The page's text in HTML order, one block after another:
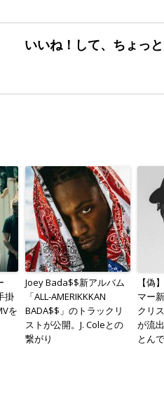
いいね！して、ちょっと
掛
を
Joey Bada$$新アルバム
「ALL-AMERIKKKAN
BADA$$」のトラックリ
ストが公開。J. Coleとの
繋がり
【偽
マー
クリ
が流
とん